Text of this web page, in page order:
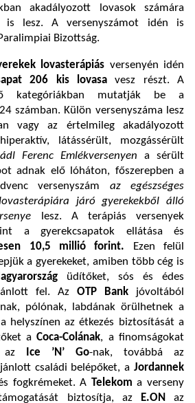
akadályozott lovasok számára
is lesz. A versenyszámot idén is
Bizottság.
lovasterápiás versenyén idén
206 kis lovasavesz részt. A
kategóriákban mutatják be a
számban. Külön versenyszáma lesz
vagy az értelmileg akadályozott
látássérült, mozgássérült
Ferenc Emlékversenyen a sérült
adnak elő lóháton, főszerepben a
versenyszám az egészséges
járó gyerekekből álló
lesz. A terápiás versenyek
a gyerekcsapatok ellátása és
10,5 millió forint. Ezen felül
a gyerekeket, amiben több cég is
üdítőket, sós és édes
fel. Az OTP Bank jóvoltából
pólónak, labdának örülhetnek a
helyszínen az étkezés biztosítását a
aCoca-Colának, a finomságokat
Ice ’N’ Go-nak, továbbá az
családi belépőket, a Jordannek
fogkrémeket. A Telekom a verseny
biztosítja, az
E.ON az